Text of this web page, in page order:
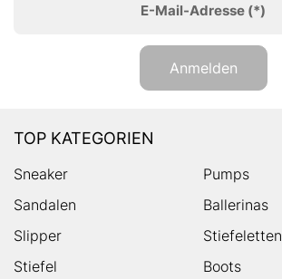
E-Mail-Adresse (*)
Anmelden
TOP KATEGORIEN
Sneaker
Pumps
Sandalen
Ballerinas
Slipper
Stiefeletten
Stiefel
Boots